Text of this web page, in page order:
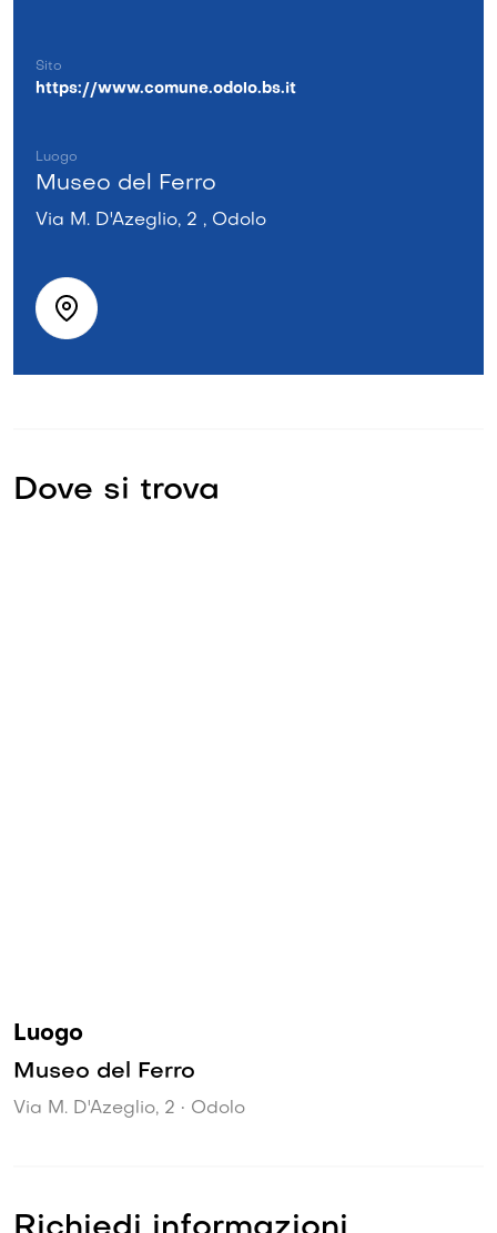
Sito
https://www.comune.odolo.bs.it
Luogo
Museo del Ferro
Via M. D'Azeglio, 2 , Odolo
Dove si trova
Luogo
Museo del Ferro
Via M. D'Azeglio, 2 • Odolo